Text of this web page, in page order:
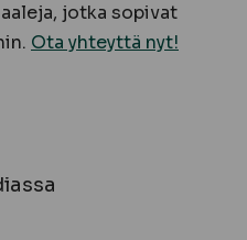
jotka sopivat
Ota yhteyttä nyt!